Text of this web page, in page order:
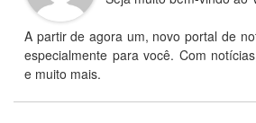
A partir de agora um, novo portal de
especialmente para você. Com
e muito mais.